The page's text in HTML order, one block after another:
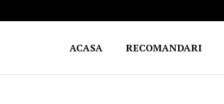
ACASA RECOMANDARI